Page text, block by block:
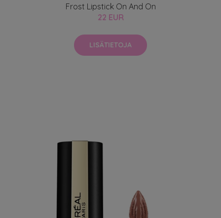
Frost Lipstick On And On
22 EUR
LISÄTIETOJA